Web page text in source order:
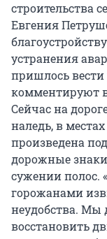
строительства
Евгения
устранения
пришлось вести
комментируют
Сейчас на
наледь, в
произведена
дорожные
сужении полос.
горожанами
неудобства. Мы
восстановить